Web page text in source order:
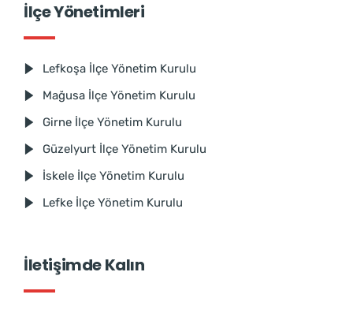
İlçe Yönetimleri
Lefkoşa İlçe Yönetim Kurulu
Mağusa İlçe Yönetim Kurulu
Girne İlçe Yönetim Kurulu
Güzelyurt İlçe Yönetim Kurulu
İskele İlçe Yönetim Kurulu
Lefke İlçe Yönetim Kurulu
İletişimde Kalın